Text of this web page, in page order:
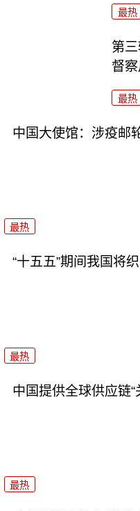
最热
第
督
最热
中国大使馆：涉疫邮
最热
“十五五”期间我国将
最热
中国提供全球供应链“
最热